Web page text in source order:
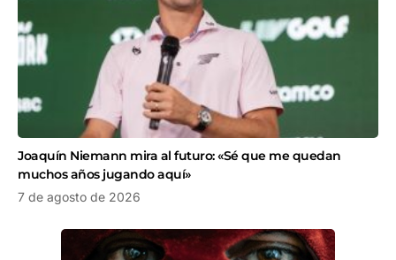
Joaquín Niemann mira al futuro: «Sé que me quedan
muchos años jugando aquí»
7 de agosto de 2026